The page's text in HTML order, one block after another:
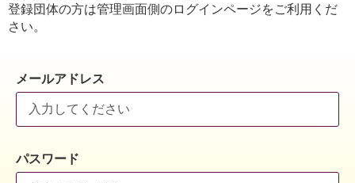
登録団体の方は管理画面側のログインページをご利用くだ
さい。
メールアドレス
パスワード